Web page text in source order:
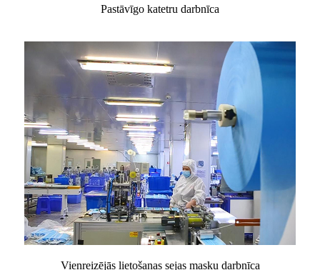
Pastāvīgo katetru darbnīca
Vienreizējās lietošanas sejas masku darbnīca